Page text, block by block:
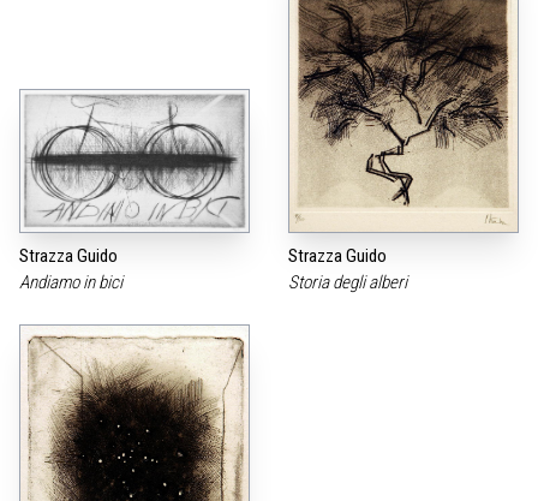
Strazza Guido
Andiamo in bici
Strazza Guido
Storia degli alberi